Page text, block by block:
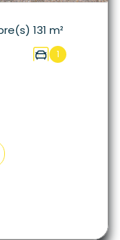
Maison 6 pièce(s) 4 chambre(s) 131 m²
1